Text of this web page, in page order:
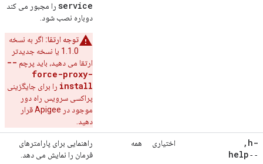
service را مجبور می کند
دوباره نصب شود.
توجه ارتقا: اگر به نسخه
1.1.0 یا نسخه جدیدتر
ارتقا می دهید، باید پرچم --
force-proxy-
install را برای جایگزینی
پراکسی سرویس راه دور
موجود در Apigee قرار
دهید.
-h
,
‑‑help
اختیاری همه
راهنمایی برای پارامترهای
فرمان را نمایش می دهد.